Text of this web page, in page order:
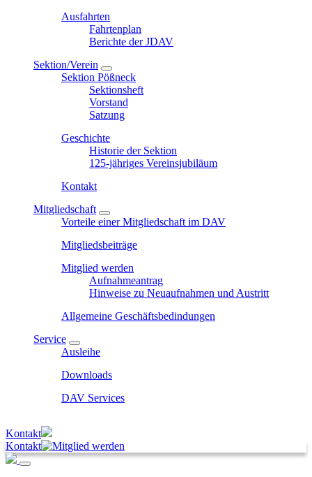
Ausfahrten
Fahrtenplan
Berichte der JDAV
Sektion/Verein
Sektion Pößneck
Sektionsheft
Vorstand
Satzung
Geschichte
Historie der Sektion
125-jähriges Vereinsjubiläum
Kontakt
Mitgliedschaft
Vorteile einer Mitgliedschaft im DAV
Mitgliedsbeiträge
Mitglied werden
Aufnahmeantrag
Hinweise zu Neuaufnahmen und Austritt
Allgemeine Geschäftsbedindungen
Service
Ausleihe
Downloads
DAV Services
Kontakt
Kontakt